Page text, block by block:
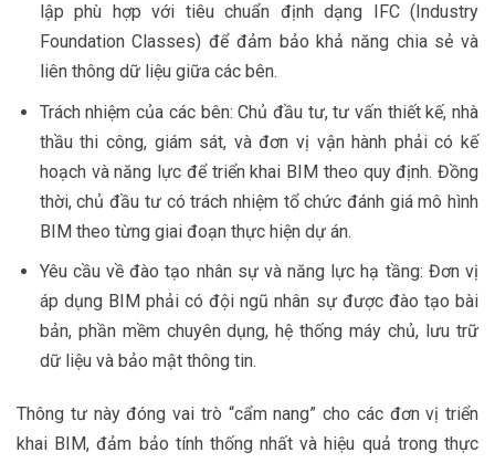
lập phù hợp với tiêu chuẩn định dạng IFC (Industry
Foundation Classes) để đảm bảo khả năng chia sẻ và
liên thông dữ liệu giữa các bên.
Trách nhiệm của các bên: Chủ đầu tư, tư vấn thiết kế, nhà
thầu thi công, giám sát, và đơn vị vận hành phải có kế
hoạch và năng lực để triển khai BIM theo quy định. Đồng
thời, chủ đầu tư có trách nhiệm tổ chức đánh giá mô hình
BIM theo từng giai đoạn thực hiện dự án.
Yêu cầu về đào tạo nhân sự và năng lực hạ tầng: Đơn vị
áp dụng BIM phải có đội ngũ nhân sự được đào tạo bài
bản, phần mềm chuyên dụng, hệ thống máy chủ, lưu trữ
dữ liệu và bảo mật thông tin.
Thông tư này đóng vai trò “cẩm nang” cho các đơn vị triển
khai BIM, đảm bảo tính thống nhất và hiệu quả trong thực